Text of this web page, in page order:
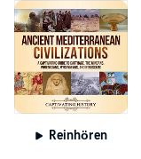
Reinhören